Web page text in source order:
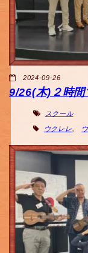
2024-09-26
9/26(木)２時
スクール
ウクレレ